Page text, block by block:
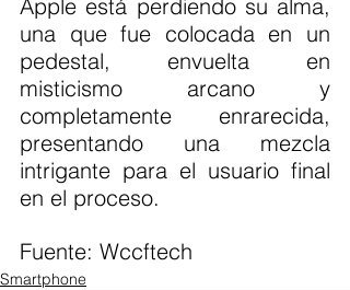
Apple está perdiendo su alma,
una que fue colocada en un
pedestal, envuelta en
misticismo arcano y
completamente enrarecida,
presentando una mezcla
intrigante para el usuario final
en el proceso.
Fuente: Wccftech
Smartphone